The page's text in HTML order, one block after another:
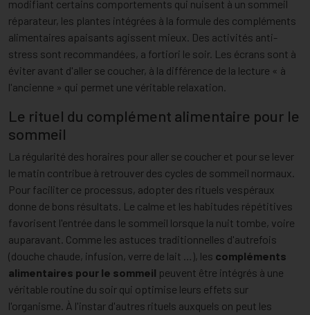
modifiant certains comportements qui nuisent à un sommeil
réparateur, les plantes intégrées à la formule des compléments
alimentaires apaisants agissent mieux. Des activités anti-
stress sont recommandées, a fortiori le soir. Les écrans sont à
éviter avant d'aller se coucher, à la différence de la lecture « à
l'ancienne » qui permet une véritable relaxation.
Le rituel du complément alimentaire pour le
sommeil
La régularité des horaires pour aller se coucher et pour se lever
le matin contribue à retrouver des cycles de sommeil normaux.
Pour faciliter ce processus, adopter des rituels vespéraux
donne de bons résultats. Le calme et les habitudes répétitives
favorisent l'entrée dans le sommeil lorsque la nuit tombe, voire
auparavant. Comme les astuces traditionnelles d'autrefois
(douche chaude, infusion, verre de lait …), les compléments
alimentaires pour le sommeil peuvent être intégrés à une
véritable routine du soir qui optimise leurs effets sur
l'organisme. À l'instar d'autres rituels auxquels on peut les